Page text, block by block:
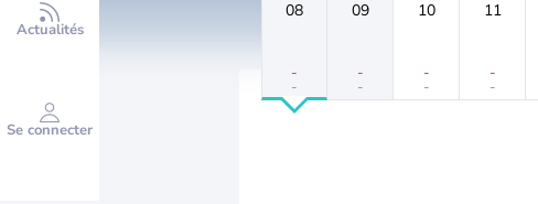
Actualités
Se connecter
08
-
-
09
-
-
10
-
-
11
-
-